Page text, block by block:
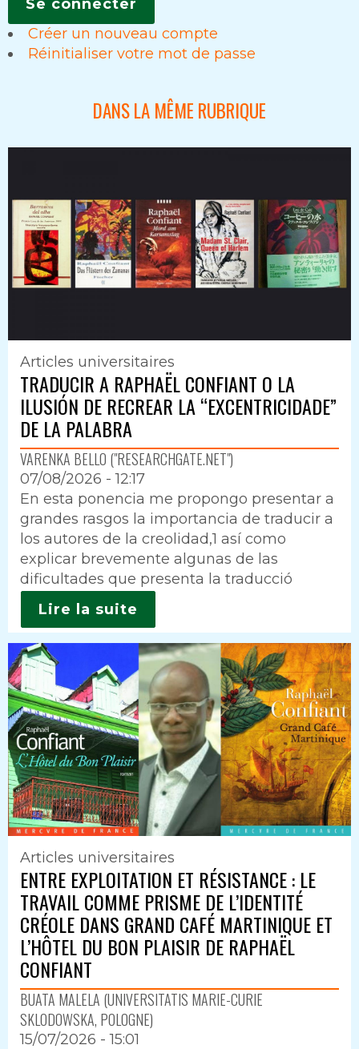
Créer un nouveau compte
Réinitialiser votre mot de passe
DANS LA MÊME RUBRIQUE
Articles universitaires
TRADUCIR A RAPHAËL CONFIANT O LA
ILUSIÓN DE RECREAR LA “EXCENTRICIDADE”
DE LA PALABRA
VARENKA BELLO ("RESEARCHGATE.NET")
07/08/2026 - 12:17
Intro
En esta ponencia me propongo presentar a
grandes rasgos la importancia de traducir a
los autores de la creolidad,1 así como
explicar brevemente algunas de las
dificultades que presenta la traducció
Lire la suite
Articles universitaires
ENTRE EXPLOITATION ET RÉSISTANCE : LE
TRAVAIL COMME PRISME DE L’IDENTITÉ
CRÉOLE DANS GRAND CAFÉ MARTINIQUE ET
L’HÔTEL DU BON PLAISIR DE RAPHAËL
CONFIANT
BUATA MALELA (UNIVERSITATIS MARIE-CURIE
SKLODOWSKA, POLOGNE)
15/07/2026 - 15:01